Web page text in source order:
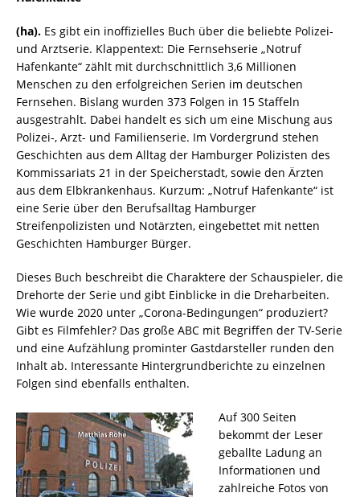
(ha). Es gibt ein inoffizielles Buch über die beliebte Polizei-
und Arztserie. Klappentext: Die Fernsehserie „Notruf
Hafenkante“ zählt mit durchschnittlich 3,6 Millionen
Menschen zu den erfolgreichen Serien im deutschen
Fernsehen. Bislang wurden 373 Folgen in 15 Staffeln
ausgestrahlt. Dabei handelt es sich um eine Mischung aus
Polizei-, Arzt- und Familienserie. Im Vordergrund stehen
Geschichten aus dem Alltag der Hamburger Polizisten des
Kommissariats 21 in der Speicherstadt, sowie den Ärzten
aus dem Elbkrankenhaus. Kurzum: „Notruf Hafenkante“ ist
eine Serie über den Berufsalltag Hamburger
Streifenpolizisten und Notärzten, eingebettet mit netten
Geschichten Hamburger Bürger.
Dieses Buch beschreibt die Charaktere der Schauspieler, die
Drehorte der Serie und gibt Einblicke in die Dreharbeiten.
Wie wurde 2020 unter „Corona-Bedingungen“ produziert?
Gibt es Filmfehler? Das große ABC mit Begriffen der TV-Serie
und eine Aufzählung prominter Gastdarsteller runden den
Inhalt ab. Interessante Hintergrundberichte zu einzelnen
Folgen sind ebenfalls enthalten.
Auf 300 Seiten
bekommt der Leser
geballte Ladung an
Informationen und
zahlreiche Fotos von